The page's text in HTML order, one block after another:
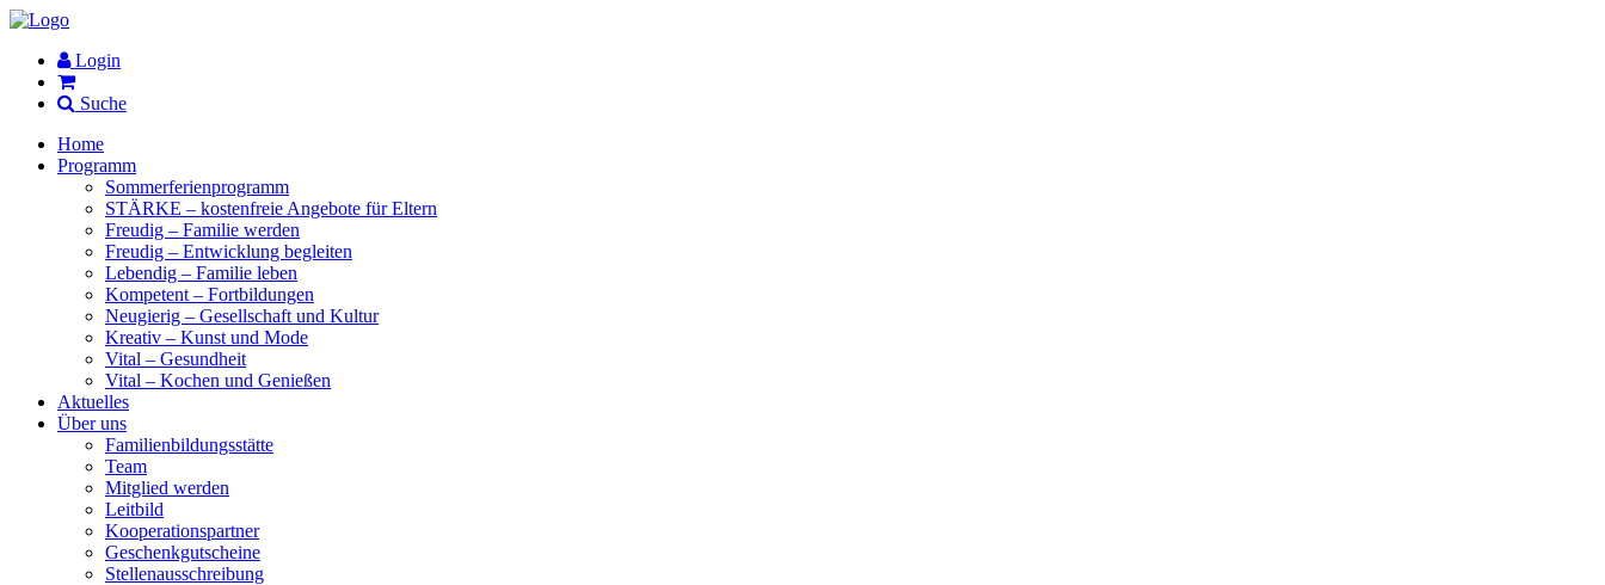
Login
Suche
Home
Programm
Sommerferienprogramm
STÄRKE – kostenfreie Angebote für Eltern
Freudig – Familie werden
Freudig – Entwicklung begleiten
Lebendig – Familie leben
Kompetent – Fortbildungen
Neugierig – Gesellschaft und Kultur
Kreativ – Kunst und Mode
Vital – Gesundheit
Vital – Kochen und Genießen
Aktuelles
Über uns
Familienbildungsstätte
Team
Mitglied werden
Leitbild
Kooperationspartner
Geschenkgutscheine
Stellenausschreibung